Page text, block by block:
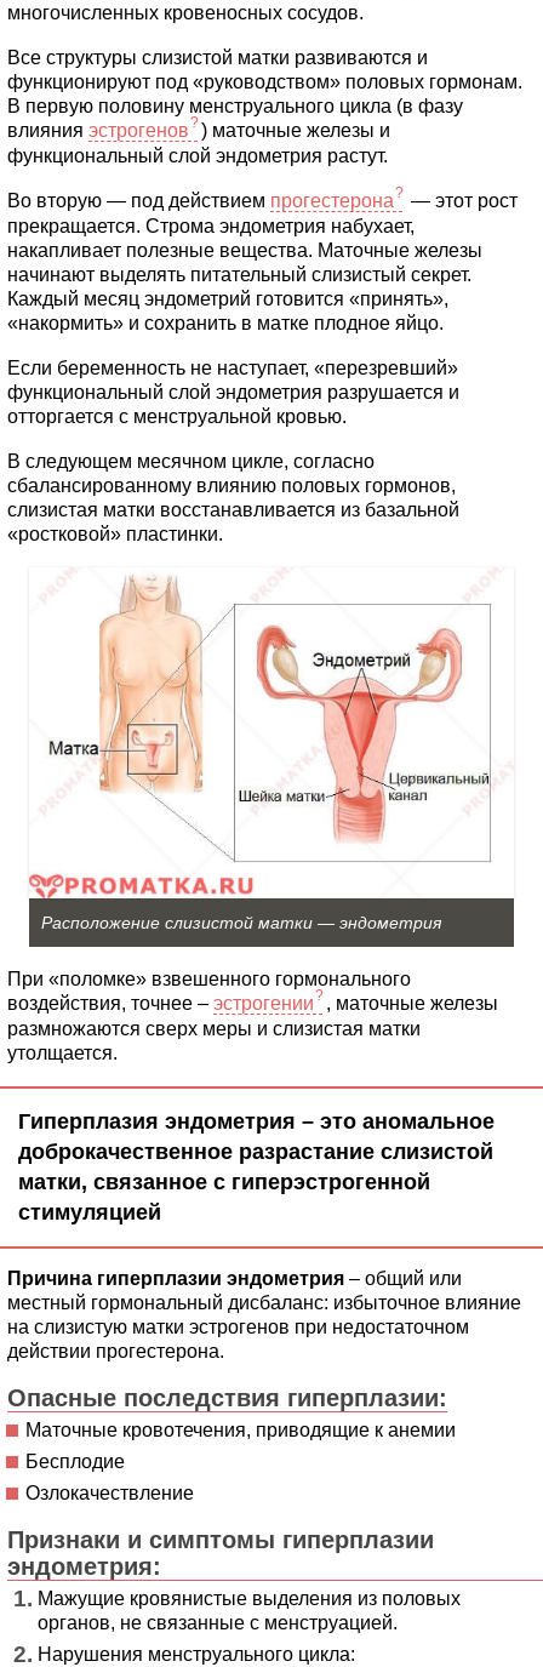
многочисленных кровеносных сосудов.
Все структуры слизистой матки развиваются и
функционируют под «руководством» половых гормонам.
В первую половину менструального цикла (в фазу
влияния эстрогенов
) маточные железы и
функциональный слой эндометрия растут.
Во вторую — под действием прогестерона
— этот рост
прекращается. Строма эндометрия набухает,
накапливает полезные вещества. Маточные железы
начинают выделять питательный слизистый секрет.
Каждый месяц эндометрий готовится «принять»,
«накормить» и сохранить в матке плодное яйцо.
Если беременность не наступает, «перезревший»
функциональный слой эндометрия разрушается и
отторгается с менструальной кровью.
В следующем месячном цикле, согласно
сбалансированному влиянию половых гормонов,
слизистая матки восстанавливается из базальной
«ростковой» пластинки.
Расположение слизистой матки — эндометрия
При «поломке» взвешенного гормонального
воздействия, точнее – эстрогении
, маточные железы
размножаются сверх меры и слизистая матки
утолщается.
Гиперплазия эндометрия – это аномальное
доброкачественное разрастание слизистой
матки, связанное с гиперэстрогенной
стимуляцией
Причина гиперплазии эндометрия – общий или
местный гормональный дисбаланс: избыточное влияние
на слизистую матки эстрогенов при недостаточном
действии прогестерона.
Опасные последствия гиперплазии:
Маточные кровотечения, приводящие к анемии
Бесплодие
Озлокачествление
Признаки и симптомы гиперплазии
эндометрия:
Мажущие кровянистые выделения из половых
органов, не связанные с менструацией.
Нарушения менструального цикла: